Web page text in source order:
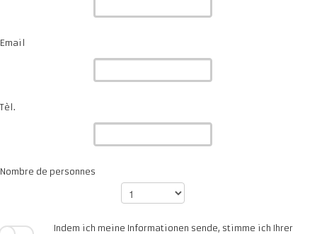
Email
Tèl.
Nombre de personnes
Indem ich meine Informationen sende, stimme ich Ihrer